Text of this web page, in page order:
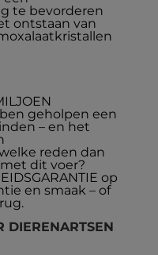
te bevorderen
ontstaan van
geholpen een
– en het
reden dan
dit voer?
op
en smaak – of
DIERENARTSEN